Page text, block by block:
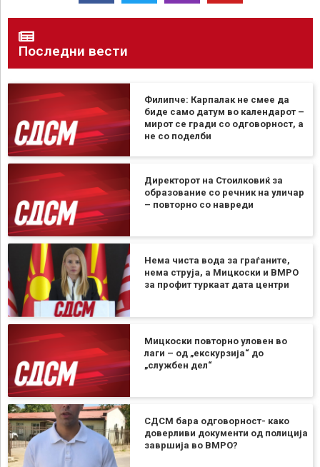
Последни вести
Филипче: Карпалак не смее да
биде само датум во календарот –
мирот се гради со одговорност, а
не со поделби
Директорот на Стоилковиќ за
образование со речник на уличар
– повторно со навреди
Нема чиста вода за граѓаните,
нема струја, а Мицкоски и ВМРО
за профит туркаат дата центри
Мицкоски повторно уловен во
лаги – од „екскурзија“ до
„службен дел“
СДСМ бара одговорност- како
доверливи документи од полиција
завршија во ВМРО?